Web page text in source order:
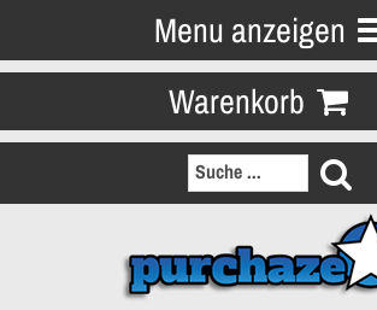
Menu anzeigen
Warenkorb